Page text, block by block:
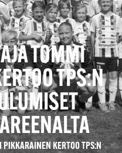
TOMMI
TPS:N
KERTOO TPS:N